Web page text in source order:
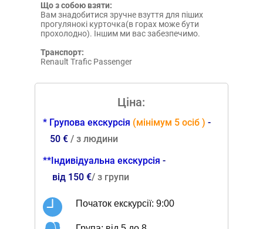
Що з собою взяти:
Вам знадобитися зручне взуття для піших
прогулянокі курточка(в горах може бути
прохолодно). Іншим ми вас забезпечимо.
Транспорт:
Renault Trafic Passenger
Цiна:
* Групова екскурсія (мінiмум 5 осіб ) -
50 € / з людини
**Iндивідуальна екскурсія -
вiд 1 50 €/ з групи
Початок екскурсії: 9:00